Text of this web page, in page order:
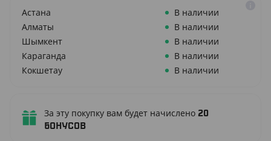
Астана
В наличии
Алматы
В наличии
Шымкент
В наличии
Караганда
В наличии
Кокшетау
В наличии
За эту покупку вам будет начислено 20
бонусов